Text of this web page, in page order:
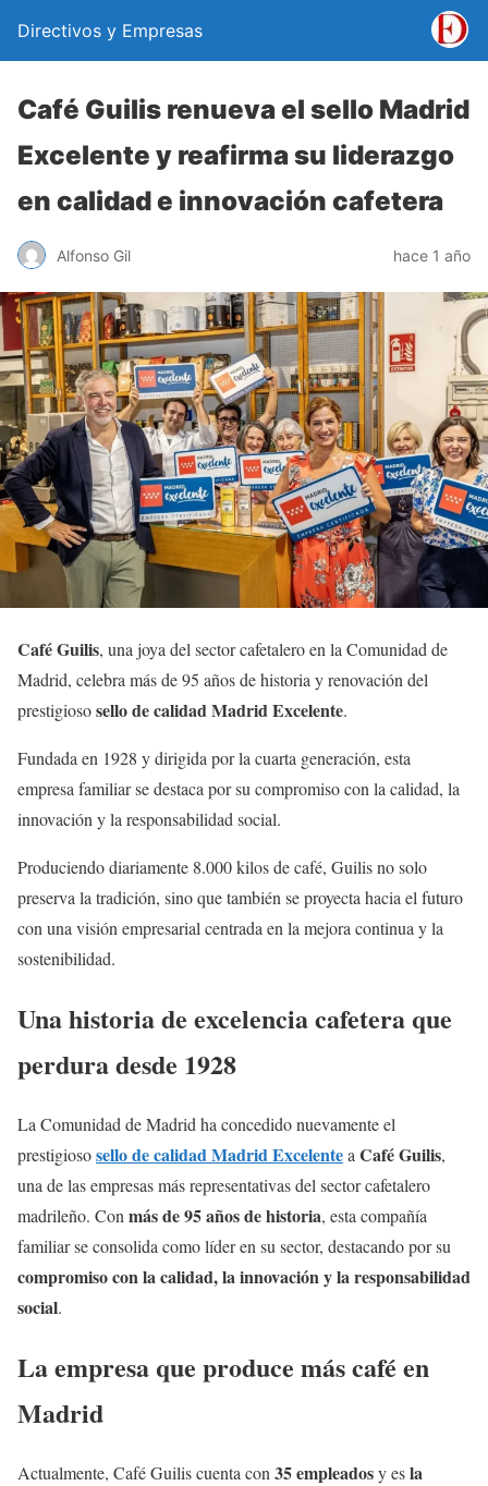
Directivos y Empresas
Café Guilis renueva el sello Madrid
Excelente y reafirma su liderazgo
en calidad e innovación cafetera
Alfonso Gil hace 1 año
Café Guilis, una joya del sector cafetalero en la Comunidad de
Madrid, celebra más de 95 años de historia y renovación del
prestigiososello de calidad Madrid Excelente.
Fundada en 1928 y dirigida por la cuarta generación, esta
empresa familiar se destaca por su compromiso con la calidad, la
innovación y la responsabilidad social.
Produciendo diariamente 8.000 kilos de café, Guilis no solo
preserva la tradición, sino que también se proyecta hacia el futuro
con una visión empresarial centrada en la mejora continua y la
sostenibilidad.
Una historia de excelencia cafetera que
perdura desde 1928
La Comunidad de Madrid ha concedido nuevamente el
prestigiososello de calidad Madrid Excelentea Café Guilis,
una de las empresas más representativas del sector cafetalero
madrileño. Con más de 95 años de historia, esta compañía
familiar se consolida como líder en su sector, destacando por su
compromiso con la calidad, la innovación y la responsabilidad
social.
La empresa que produce más café en
Madrid
Actualmente, Café Guilis cuenta con 35 empleadosy esla